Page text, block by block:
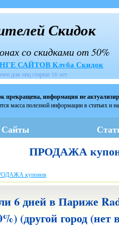
Скидок
со скидками от 50%
САЙТОВ Клуба Скидок
для лиц старше 16 лет
прекращена, информация не
масса полезной информации в статьях и
Сайты
ПРОДАЖА
купонов
6 дней в Париже
(другой город (нет